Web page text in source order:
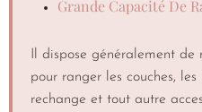
Grande Capacité De
Il dispose généralement
pour ranger les couches,
rechange et tout autre